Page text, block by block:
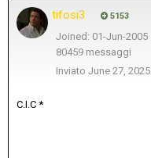
tifosi3 5153
Joined: 01-Jun-2005
80459 messaggi
Inviato June 27, 2025
C.I.C *